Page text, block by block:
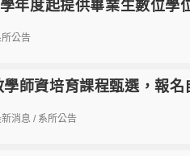
年度起提供畢業生數位學
所公告
學師資培育課程甄選，報
消息 / 系所公告